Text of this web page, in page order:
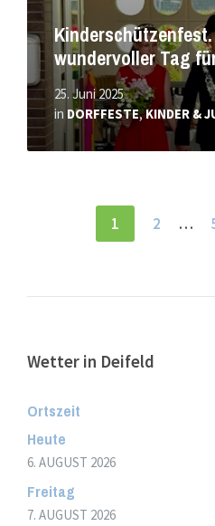
Kinderschützenfest.
wundervoller Tag
25. Juni 2025
in DORFFESTE,KINDER &
Beiträge
1 2 …
Wetter in Deifeld
Ortszeit
Heute
6. AUGUST 2026
Freitag
7. AUGUST 2026